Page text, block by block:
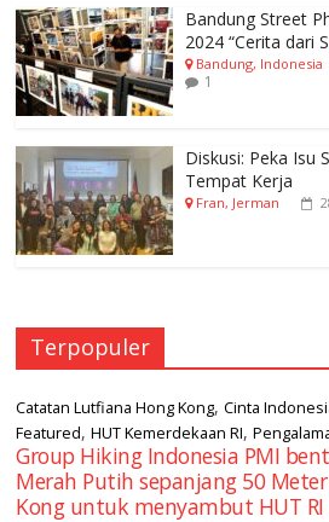
Bandung Street
2024 “Cerita dari
Bandung, Indonesia
1
Diskusi: Peka Isu
Tempat Kerja
Fran, Jerman
Terpopuler
Catatan Lutfiana Hong Kong,Cinta
Featured,HUT Kemerdekaan RI,
Group Hiking Indonesia PMI
Merah Putih sepanjang 50
Kong untuk menyambut HUT RI